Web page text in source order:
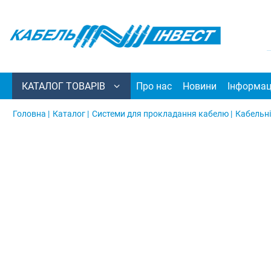
КАТАЛОГ ТОВАРІВ Про нас Новини
Головна | Каталог | Системи для прокладання кабелю |